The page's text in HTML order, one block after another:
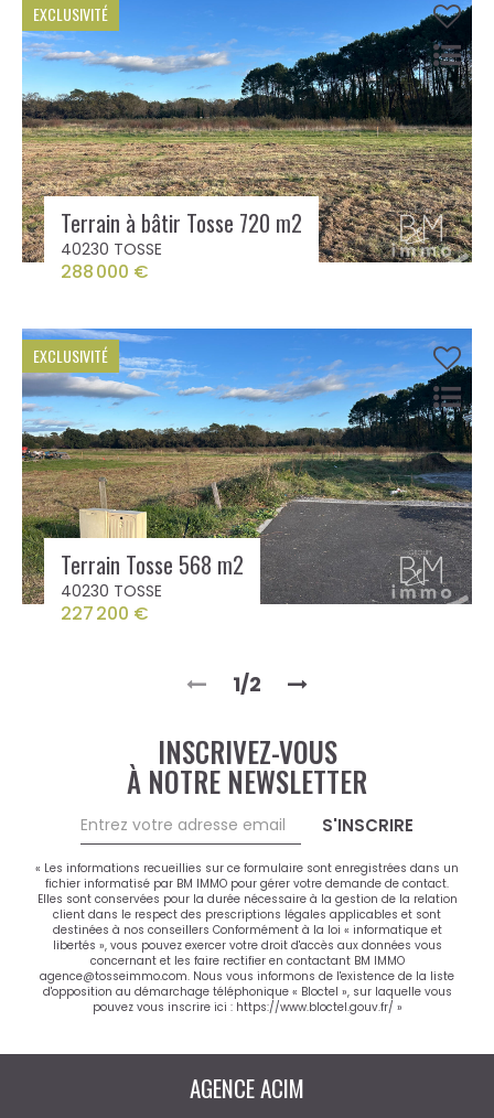
EXCLUSIVITÉ
Terrain à bâtir Tosse 720 m2
40230 TOSSE
288 000 €
EXCLUSIVITÉ
Terrain Tosse 568 m2
40230 TOSSE
227 200 €
1/2
INSCRIVEZ-VOUS
À NOTRE NEWSLETTER
S'INSCRIRE
« Les informations recueillies sur ce formulaire sont enregistrées dans un
fichier informatisé par BM IMMO pour gérer votre demande de contact.
Elles sont conservées pour la durée nécessaire à la gestion de la relation
client dans le respect des prescriptions légales applicables et sont
destinées à nos conseillers Conformément à la loi « informatique et
libertés », vous pouvez exercer votre droit d'accès aux données vous
concernant et les faire rectifier en contactant BM IMMO
agence@tosseimmo.com. Nous vous informons de l'existence de la liste
d'opposition au démarchage téléphonique « Bloctel », sur laquelle vous
pouvez vous inscrire ici : https://www.bloctel.gouv.fr/ »
AGENCE ACIM